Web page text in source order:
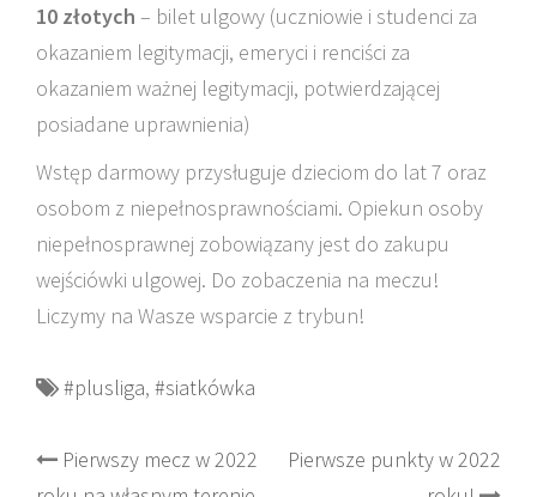
10 złotych – bilet ulgowy (uczniowie i studenci za
okazaniem legitymacji, emeryci i renciści za
okazaniem ważnej legitymacji, potwierdzającej
posiadane uprawnienia)
Wstęp darmowy przysługuje dzieciom do lat 7 oraz
osobom z niepełnosprawnościami. Opiekun osoby
niepełnosprawnej zobowiązany jest do zakupu
wejściówki ulgowej. Do zobaczenia na meczu!
Liczymy na Wasze wsparcie z trybun!
#plusliga, #siatkówka
Post
Pierwszy mecz w 2022
Pierwsze punkty w 2022